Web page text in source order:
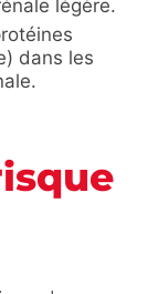
légère.
dans les